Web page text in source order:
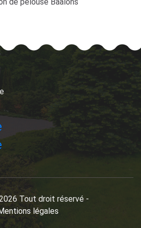
de pelouse Baalons
Tout droit réservé -
légales